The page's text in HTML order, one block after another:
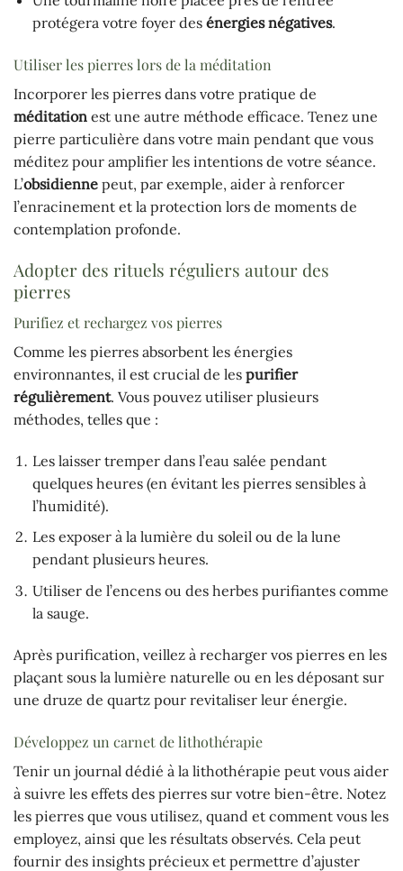
protégera votre foyer des énergies négatives.
Utiliser les pierres lors de la méditation
Incorporer les pierres dans votre pratique de
méditation est une autre méthode efficace. Tenez une
pierre particulière dans votre main pendant que vous
méditez pour amplifier les intentions de votre séance.
L’obsidienne peut, par exemple, aider à renforcer
l’enracinement et la protection lors de moments de
contemplation profonde.
Adopter des rituels réguliers autour des
pierres
Purifiez et rechargez vos pierres
Comme les pierres absorbent les énergies
environnantes, il est crucial de les purifier
régulièrement. Vous pouvez utiliser plusieurs
méthodes, telles que :
Les laisser tremper dans l’eau salée pendant
quelques heures (en évitant les pierres sensibles à
l’humidité).
Les exposer à la lumière du soleil ou de la lune
pendant plusieurs heures.
Utiliser de l’encens ou des herbes purifiantes comme
la sauge.
Après purification, veillez à recharger vos pierres en les
plaçant sous la lumière naturelle ou en les déposant sur
une druze de quartz pour revitaliser leur énergie.
Développez un carnet de lithothérapie
Tenir un journal dédié à la lithothérapie peut vous aider
à suivre les effets des pierres sur votre bien-être. Notez
les pierres que vous utilisez, quand et comment vous les
employez, ainsi que les résultats observés. Cela peut
fournir des insights précieux et permettre d’ajuster